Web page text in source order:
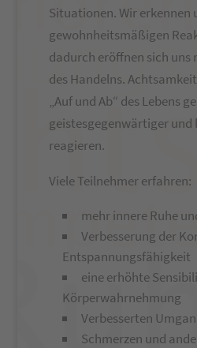
Situationen. Wir erkennen
gewohnheitsmäßigen
dadurch eröffnen sich uns
des Handelns.
„Auf und Ab“ des Lebens
geistesgegenwärtiger und
reagieren.
Viele Teilnehmer erfahren:
mehr innere Ruhe
Verbesserung der
Entspannungsfähigkeit
eine erhöhte
Körperwahrnehmung
Verbesserten
Schmerzen und